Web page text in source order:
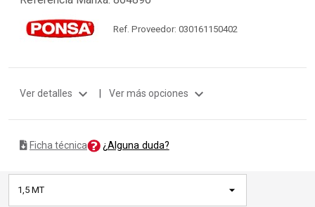
Ref. Proveedor: 030161150402
Ver detalles expand_more | Ver más opciones expand_more
Ficha técnica ¿Alguna duda?
1,5 MT